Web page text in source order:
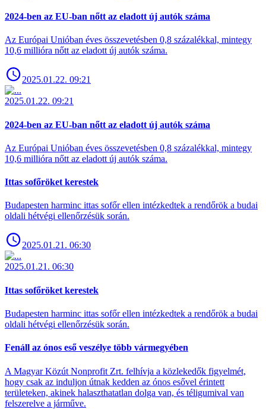
2024-ben az EU-ban nőtt az eladott új autók száma
Az Európai Unióban éves összevetésben 0,8 százalékkal, mintegy
10,6 millióra nőtt az eladott új autók száma.
2025.01.22. 09:21
2025.01.22. 09:21
2024-ben az EU-ban nőtt az eladott új autók száma
Az Európai Unióban éves összevetésben 0,8 százalékkal, mintegy
10,6 millióra nőtt az eladott új autók száma.
Ittas sofőröket kerestek
Budapesten harminc ittas sofőr ellen intézkedtek a rendőrök a budai
oldali hétvégi ellenőrzésük során.
2025.01.21. 06:30
2025.01.21. 06:30
Ittas sofőröket kerestek
Budapesten harminc ittas sofőr ellen intézkedtek a rendőrök a budai
oldali hétvégi ellenőrzésük során.
Fenáll az ónos eső veszélye több vármegyében
A Magyar Közút Nonprofit Zrt. felhívja a közlekedők figyelmét,
hogy csak az induljon útnak kedden az ónos esővel érintett
területeken, akinek halaszthatatlan dolga van, és téligumival van
felszerelve a járműve.